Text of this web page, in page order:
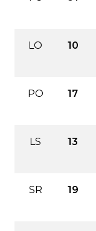
LO 10
PO 17
LS 13
SR 19